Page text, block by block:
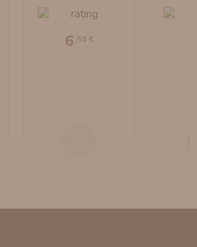
6 ,50 €